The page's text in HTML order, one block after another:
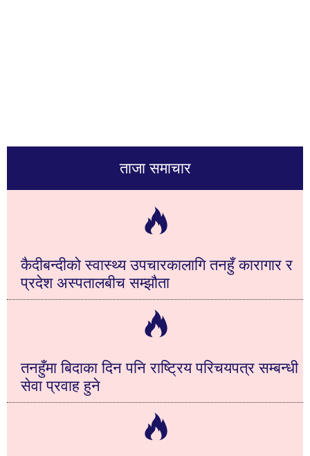
ताजा समाचार
कैदीबन्दीको स्वास्थ्य उपचारकालागि तनहुँ कारागार र
प्रदेश अस्पतालबीच सम्झौता
तनहुँमा बिदाका दिन पनि राष्ट्रिय परिचयपत्र सम्बन्धी
सेवा प्रवाह हुने